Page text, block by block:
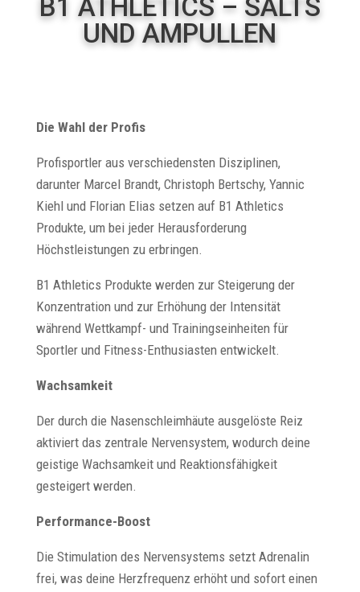
B1 ATHLETICS – SALTS
UND AMPULLEN
Die Wahl der Profis
Profisportler aus verschiedensten Disziplinen,
darunter Marcel Brandt, Christoph Bertschy, Yannic
Kiehl und Florian Elias setzen auf B1 Athletics
Produkte, um bei jeder Herausforderung
Höchstleistungen zu erbringen.
B1 Athletics Produkte werden zur Steigerung der
Konzentration und zur Erhöhung der Intensität
während Wettkampf- und Trainingseinheiten für
Sportler und Fitness-Enthusiasten entwickelt.
Wachsamkeit
Der durch die Nasenschleimhäute ausgelöste Reiz
aktiviert das zentrale Nervensystem, wodurch deine
geistige Wachsamkeit und Reaktionsfähigkeit
gesteigert werden.
Performance-Boost
Die Stimulation des Nervensystems setzt Adrenalin
frei, was deine Herzfrequenz erhöht und sofort einen